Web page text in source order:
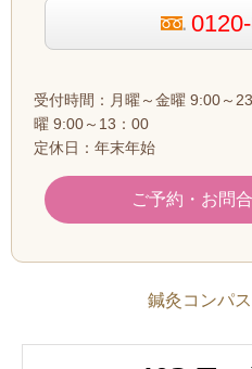
受付時間：月曜～金曜 9:00～
曜 9:00～13：00
定休日：年末年始
ご予約・お問
鍼灸コンパ